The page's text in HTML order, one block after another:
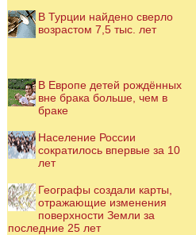
В Турции найдено сверло
возрастом 7,5 тыс. лет
В Европе детей рождённых
вне брака больше, чем в
браке
Население России
сократилось впервые за 10
лет
Географы создали карты,
отражающие изменения
поверхности Земли за
последние 25 лет